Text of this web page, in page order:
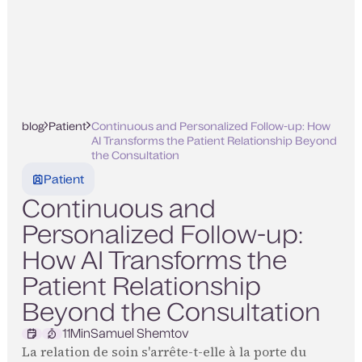
blog Patient Continuous and Personalized Follow-up: How
AI Transforms the Patient Relationship Beyond
the Consultation
Patient
Continuous and
Personalized Follow-up:
How AI Transforms the
Patient Relationship
Beyond the Consultation
11MinSamuel Shemtov
La relation de soin s'arrête-t-elle à la porte du